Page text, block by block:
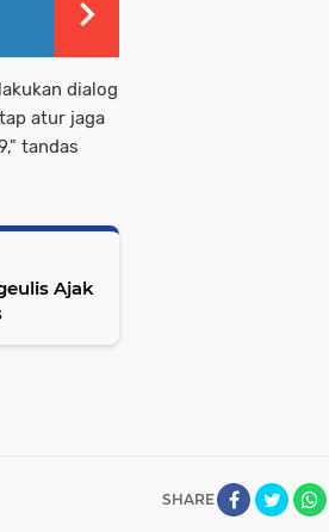
dialog
atur jaga
tandas
Ajak
SHARE